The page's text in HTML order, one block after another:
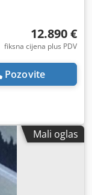
12.890 €
fiksna cijena plus PDV
Pozovite
Mali oglas